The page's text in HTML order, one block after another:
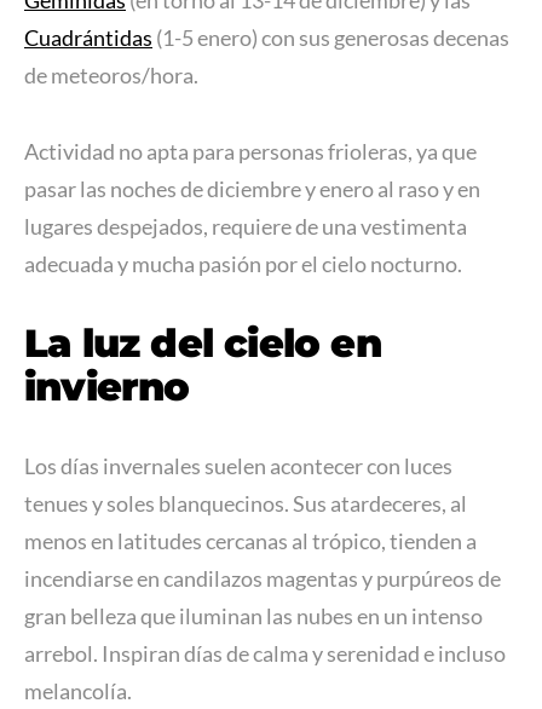
Cuadrántidas (1-5 enero) con sus generosas decenas
de meteoros/hora.
Actividad no apta para personas frioleras, ya que
pasar las noches de diciembre y enero al raso y en
lugares despejados, requiere de una vestimenta
adecuada y mucha pasión por el cielo nocturno.
La luz del cielo en
invierno
Los días invernales suelen acontecer con luces
tenues y soles blanquecinos. Sus atardeceres, al
menos en latitudes cercanas al trópico, tienden a
incendiarse en candilazos magentas y purpúreos de
gran belleza que iluminan las nubes en un intenso
arrebol. Inspiran días de calma y serenidad e incluso
melancolía.